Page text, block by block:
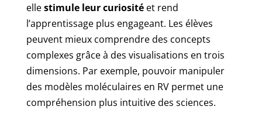
ellestimule leur curiositéet rend
l’apprentissage plus engageant. Les élèves
peuvent mieux comprendre des concepts
complexes grâce à des visualisations en trois
dimensions. Par exemple, pouvoir manipuler
des modèles moléculaires en RV permet une
compréhension plus intuitive des sciences.